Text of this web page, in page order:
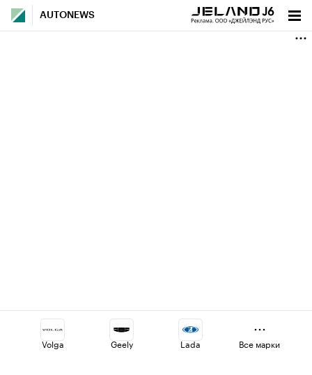
AUTONEWS
Volga Geely Lada Все марки